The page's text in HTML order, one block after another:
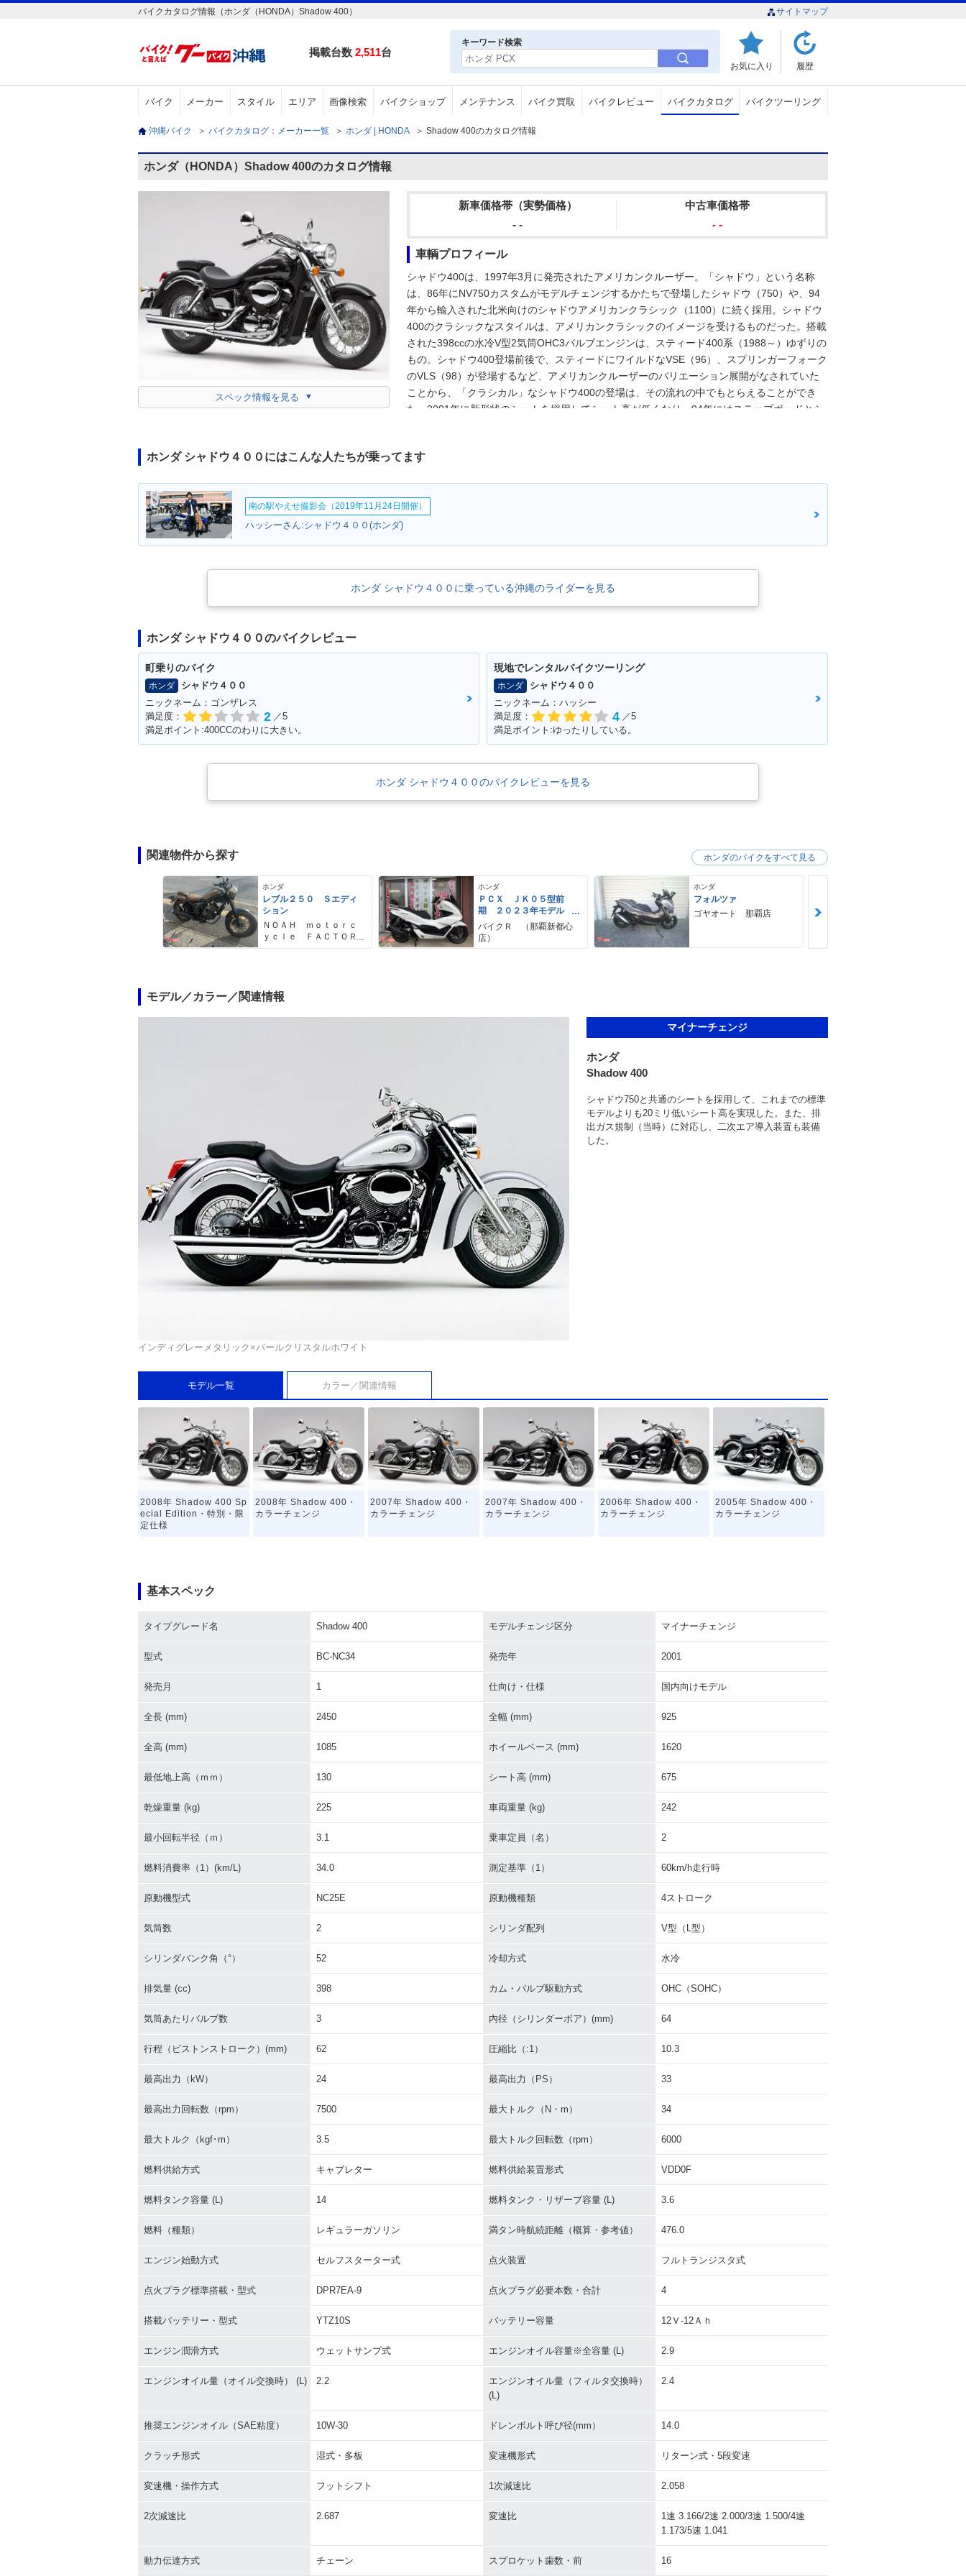
バイクカタログ情報（ホンダ（HONDA）Shadow 400） サイトマップ
掲載台数 2,511台
キーワード検索
お気に入り 履歴
バイク メーカー スタイル エリア 画像検索 バイクショップ メンテナンス バイク買取 バイクレビュー バイクカタログ バイクツーリング
沖縄バイク ＞ バイクカタログ：メーカー一覧 ＞ ホンダ | HONDA ＞ Shadow 400のカタログ情報
ホンダ（HONDA）Shadow 400のカタログ情報
スペック情報を見る
新車価格帯（実勢価格）
- -
中古車価格帯
- -
車輌プロフィール
シャドウ400は、1997年3月に発売されたアメリカンクルーザー。「シャドウ」という名称
は、86年にNV750カスタムがモデルチェンジするかたちで登場したシャドウ（750）や、94
年から輸入された北米向けのシャドウアメリカンクラシック（1100）に続く採用。シャドウ
400のクラシックなスタイルは、アメリカンクラシックのイメージを受けるものだった。搭載
された398ccの水冷V型2気筒OHC3バルブエンジンは、スティード400系（1988～）ゆずりの
もの。シャドウ400登場前後で、スティードにワイルドなVSE（96）、スプリンガーフォーク
のVLS（98）が登場するなど、アメリカンクルーザーのバリエーション展開がなされていた
ことから、「クラシカル」なシャドウ400の登場は、その流れの中でもとらえることができ
た。2001年に新形状のシートを採用してシート高が低くなり、04年にはステップボードとシ
クラシック400として一新された。なお、2000年からはパフォーマンススタイルのシャドウ
ホンダ シャドウ４００にはこんな人たちが乗ってます
南の駅やえせ撮影会（2019年11月24日開催）
ハッシーさん:シャドウ４００(ホンダ)
ホンダ シャドウ４００に乗っている沖縄のライダーを見る
ホンダ シャドウ４００のバイクレビュー
町乗りのバイク
ホンダ
シャドウ４００
ニックネーム：ゴンザレス
満足度：
2 ／5
満足ポイント:400CCのわりに大きい。
現地でレンタルバイクツーリング
ホンダ
シャドウ４００
ニックネーム：ハッシー
満足度：
4 ／5
満足ポイント:ゆったりしている。
ホンダ シャドウ４００のバイクレビューを見る
関連物件から探す
ホンダ
レブル２５０ Ｓエディ
ション
ＮＯＡＨ ｍｏｔｏｒｃ
ｙｃｌｅ ＦＡＣＴＯＲ
ホンダ
ＰＣＸ ＪＫ０５型前
期 ２０２３年モデル
純正ロングスクリーン
ＫＩＴＡＣＯバックレス
ト 純正セキュリティ
バイクＲ （那覇新都心
店）
ホンダ
フォルツァ
ゴヤオート 那覇店
ホンダのバイクをすべて見る
モデル／カラー／関連情報
インディグレーメタリック×パールクリスタルホワイト
マイナーチェンジ
ホンダ
Shadow 400
シャドウ750と共通のシートを採用して、これまでの標準
モデルよりも20ミリ低いシート高を実現した。また、排
出ガス規制（当時）に対応し、二次エア導入装置も装備
した。
モデル一覧 カラー／関連情報
2008年 Shadow 400 Sp
ecial Edition・特別・限
定仕様
2008年 Shadow 400・
カラーチェンジ
2007年 Shadow 400・
カラーチェンジ
2007年 Shadow 400・
カラーチェンジ
2006年 Shadow 400・
カラーチェンジ
2005年 Shadow 400・
カラーチェンジ
マイナーチェンジ
カラーチェンジ
ecial・特別・限定仕様
カラーチェンジ
1997年 Shadow 400・
新登場
基本スペック
タイプグレード名 Shadow 400 モデルチェンジ区分 マイナーチェンジ
型式 BC-NC34 発売年 2001
発売月 1 仕向け・仕様 国内向けモデル
全長 (mm) 2450 全幅 (mm) 925
全高 (mm) 1085 ホイールベース (mm) 1620
最低地上高（ｍｍ） 130 シート高 (mm) 675
乾燥重量 (kg) 225 車両重量 (kg) 242
最小回転半径（ｍ） 3.1 乗車定員（名） 2
燃料消費率（1）(km/L) 34.0 測定基準（1） 60km/h走行時
原動機型式 NC25E 原動機種類 4ストローク
気筒数 2 シリンダ配列 V型（L型）
シリンダバンク角（°） 52 冷却方式 水冷
排気量 (cc) 398 カム・バルブ駆動方式 OHC（SOHC）
気筒あたりバルブ数 3 内径（シリンダーボア）(mm) 64
行程（ピストンストローク）(mm) 62 圧縮比（:1） 10.3
最高出力（kW） 24 最高出力（PS） 33
最高出力回転数（rpm） 7500 最大トルク（N・m） 34
最大トルク（kgf･m） 3.5 最大トルク回転数（rpm） 6000
燃料供給方式 キャブレター 燃料供給装置形式 VDD0F
燃料タンク容量 (L) 14 燃料タンク・リザーブ容量 (L) 3.6
燃料（種類） レギュラーガソリン 満タン時航続距離（概算・参考値） 476.0
エンジン始動方式 セルフスターター式 点火装置 フルトランジスタ式
点火プラグ標準搭載・型式 DPR7EA-9 点火プラグ必要本数・合計 4
搭載バッテリー・型式 YTZ10S バッテリー容量 12Ｖ-12Ａｈ
エンジン潤滑方式 ウェットサンプ式 エンジンオイル容量※全容量 (L) 2.9
エンジンオイル量（オイル交換時） (L) 2.2
エンジンオイル量（フィルタ交換時）
(L)
2.4
推奨エンジンオイル（SAE粘度） 10W-30 ドレンボルト呼び径(mm） 14.0
クラッチ形式 湿式・多板 変速機形式 リターン式・5段変速
変速機・操作方式 フットシフト 1次減速比 2.058
2次減速比 2.687 変速比
1速 3.166/2速 2.000/3速 1.500/4速
1.173/5速 1.041
動力伝達方式 チェーン スプロケット歯数・前 16